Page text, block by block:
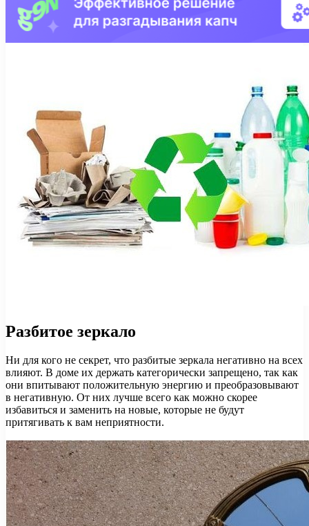
Разбитое зеркало
Ни для кого не секрет, что разбитые зеркала негативно на всех
влияют. В доме их держать категорически запрещено, так как
они впитывают положительную энергию и преобразовывают
в негативную. От них лучше всего как можно скорее
избавиться и заменить на новые, которые не будут
притягивать к вам неприятности.